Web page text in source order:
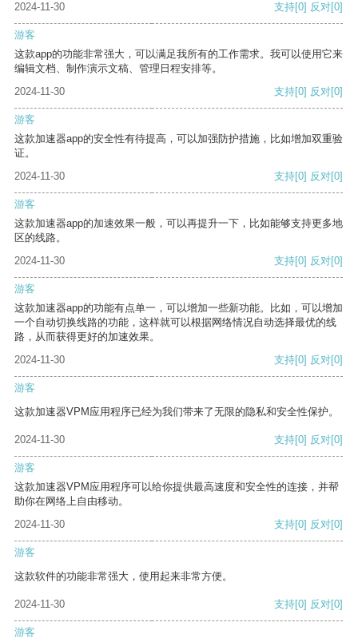
2024-11-30 支持[0] 反对[0]
游客
这款app的功能非常强大，可以满足我所有的工作需求。我可以使用它来
编辑文档、制作演示文稿、管理日程安排等。
2024-11-30
支持[0] 反对[0]
游客
这款加速器app的安全性有待提高，可以加强防护措施，比如增加双重验
证。
2024-11-30
支持[0] 反对[0]
游客
这款加速器app的加速效果一般，可以再提升一下，比如能够支持更多地
区的线路。
2024-11-30
支持[0] 反对[0]
游客
这款加速器app的功能有点单一，可以增加一些新功能。比如，可以增加
一个自动切换线路的功能，这样就可以根据网络情况自动选择最优的线
路，从而获得更好的加速效果。
2024-11-30
支持[0] 反对[0]
游客
这款加速器VPM应用程序已经为我们带来了无限的隐私和安全性保护。
2024-11-30 支持[0] 反对[0]
游客
这款加速器VPM应用程序可以给你提供最高速度和安全性的连接，并帮
助你在网络上自由移动。
2024-11-30
支持[0] 反对[0]
游客
这款软件的功能非常强大，使用起来非常方便。
2024-11-30 支持[0] 反对[0]
游客